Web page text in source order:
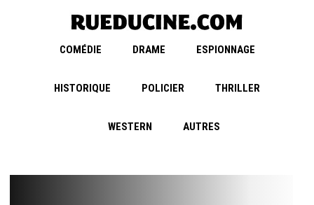
COMÉDIE DRAME ESPIONNAGE
HISTORIQUE POLICIER THRILLER
WESTERN AUTRES